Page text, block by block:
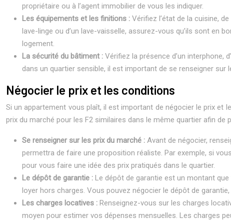
propriétaire ou à l’agent immobilier de vous les indiquer.
Les équipements et les finitions : Vérifiez l’état de la cuisine,
lave-linge ou d’un lave-vaisselle, assurez-vous qu’ils sont en
logement.
La sécurité du bâtiment : Vérifiez la présence d’un interphone,
dans un quartier sensible, il est important de se renseigner sur
Négocier le prix et les conditions
Si un appartement vous plaît, il est important de négocier le prix
prix du marché pour les F2 similaires dans le même quartier afin
Se renseigner sur les prix du marché : Avant de négocier,
permettra de faire une proposition réaliste. Par exemple, si
pour vous faire une idée des prix pratiqués dans le quartier.
Le dépôt de garantie : Le dépôt de garantie est un montant
loyer hors charges. Vous pouvez négocier le dépôt de
Les charges locatives : Renseignez-vous sur les charges
moyen pour estimer vos dépenses mensuelles. Les charges